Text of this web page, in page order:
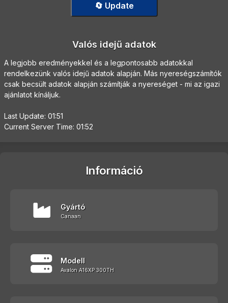
🔄 Update
Valós idejű adatok
A legjobb eredményekkel és a legpontosabb adatokkal
rendelkezünk valós idejű adatok alapján. Más nyereségszámítók
csak becsült adatok alapján számítják a nyereséget - mi az igazi
ajánlatot kínáljuk.
Last Update: 01:51
Current Server Time: 01:52
Információ
Gyártó
Canaan
Modell
Avalon A16XP 300TH